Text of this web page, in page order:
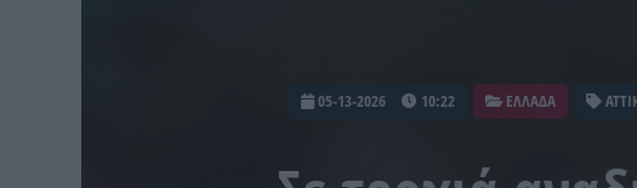
05-13-2026 10:22 ΕΛΛΑΔΑ